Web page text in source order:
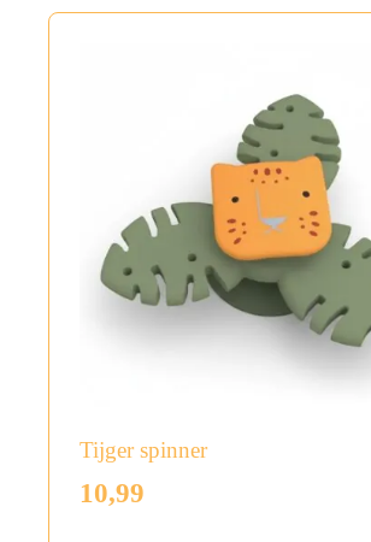
Tijger spinner
10,99